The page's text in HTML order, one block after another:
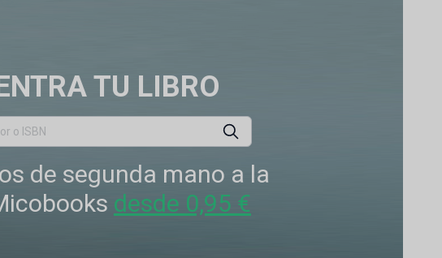
TU LIBRO
de segunda mano a la
desde 0,95 €